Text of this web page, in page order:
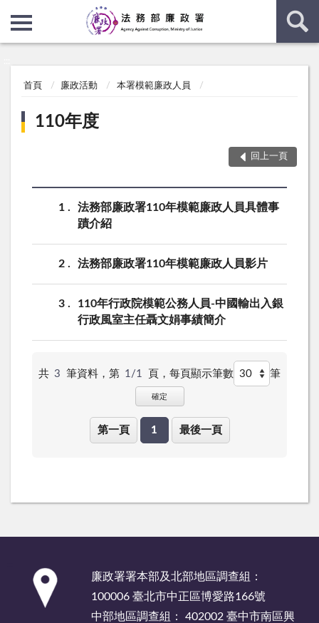
首頁 廉政活動 本署模範廉政人員
110年度
回上一頁
1
法務部廉政署110年模範廉政人員具體事
蹟介紹
2 法務部廉政署110年模範廉政人員影片
3
110年行政院模範公務人員-中國輸出入銀
行政風室主任聶文娟事績簡介
共 3 筆資料，第 1/1 頁， 每頁顯示筆數 筆
確定
第一頁 1 最後一頁
廉政署署本部及北部地區調查組：
100006 臺北市中正區博愛路166號
中部地區調查組： 402002 臺中市南區興